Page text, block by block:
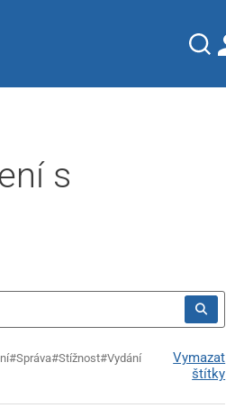
s
#Správa#Stížnost#Vydání
Vymazat
štítky